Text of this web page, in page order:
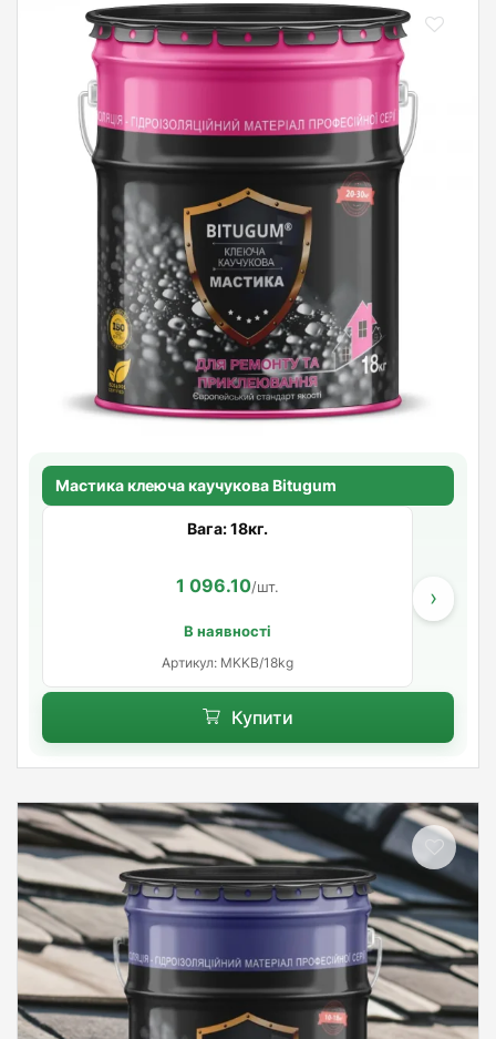
Мастика клеюча каучукова Bitugum
Вага: 18кг.
1 096.10/шт.
В наявності
Артикул: MKKB/18kg
›
Купити